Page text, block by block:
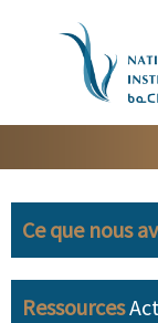
Ce que nous
Ressources